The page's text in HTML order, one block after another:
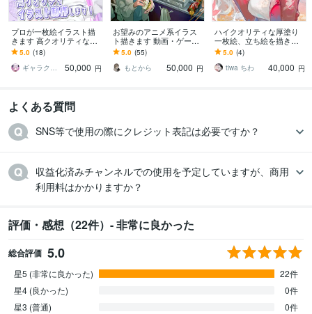
プロが一枚絵イラスト描
きます 高クオリティな自
分だけのイラストを制作
させて頂きます！
5.0 (18)
ギャラクシー 伊藤
50,000 円
お望みのアニメ系イラス
ト描きます 動画・ゲーム
の一枚絵や個人用になど
どうぞ！
5.0 (55)
もとから
50,000 円
ハイクオリティな厚塗り
一枚絵、立ち絵を描きま
す MVイラスト、表紙イラ
スト、グッズにもおすす
めです！
5.0 (4)
tiwa ちわ
40,000 円
よくある質問
SNS等で使用の際にクレジット表記は必要ですか？
収益化済みチャンネルでの使用を予定していますが、商用
利用料はかかりますか？
評価・感想（22件）- 非常に良かった
総合評価 5.0
星5 (非常に良かった)
22件
星4 (良かった)
0件
星3 (普通)
0件